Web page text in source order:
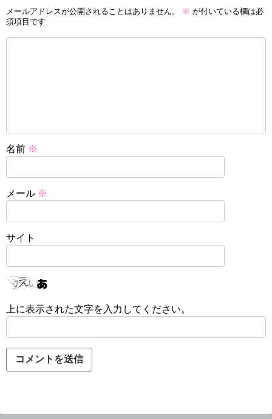
メールアドレスが公開されることはありません。 ※ が付いている欄は必
須項目です
名前 ※
メール ※
サイト
上に表示された文字を入力してください。